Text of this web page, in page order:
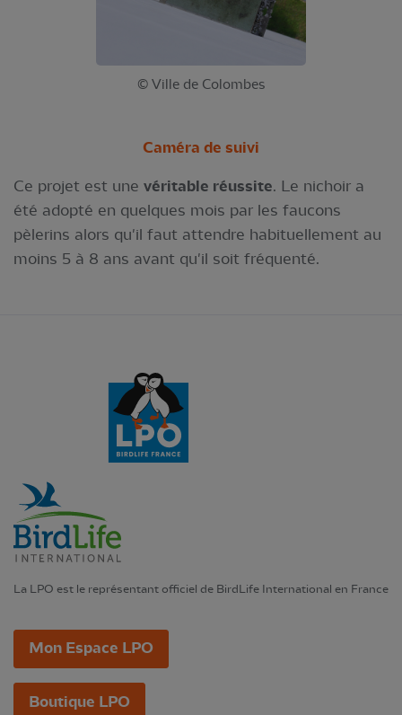
© Ville de Colombes
Caméra de suivi
Ce projet est une véritable réussite. Le nichoir a
été adopté en quelques mois par les faucons
pèlerins alors qu'il faut attendre habituellement au
moins 5 à 8 ans avant qu'il soit fréquenté.
La LPO est le représentant officiel de BirdLife International en France
Mon Espace LPO
Boutique LPO